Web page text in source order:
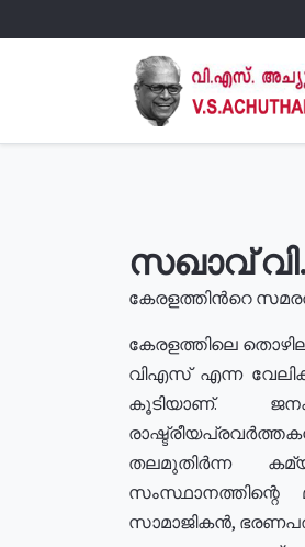
സഖാവ്
കേരളത്തിൻറെ
കേരളത്തിലെ
വിഎസ് എന്ന
കൂടിയാണ്.
തലമുതിർന്ന
സാമാജികൻ,